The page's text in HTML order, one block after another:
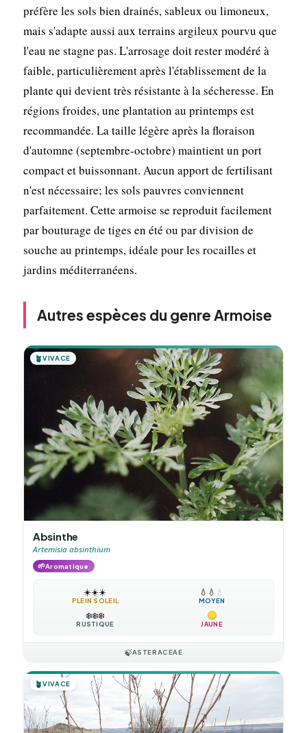
préfère les sols bien drainés, sableux ou limoneux,
mais s'adapte aussi aux terrains argileux pourvu que
l'eau ne stagne pas. L'arrosage doit rester modéré à
faible, particulièrement après l'établissement de la
plante qui devient très résistante à la sécheresse. En
régions froides, une plantation au printemps est
recommandée. La taille légère après la floraison
d'automne (septembre-octobre) maintient un port
compact et buissonnant. Aucun apport de fertilisant
n'est nécessaire; les sols pauvres conviennent
parfaitement. Cette armoise se reproduit facilement
par bouturage de tiges en été ou par division de
souche au printemps, idéale pour les rocailles et
jardins méditerranéens.
Autres espèces du genre Armoise
🪴VIVACE
Absinthe
Artemisia absinthium
🌱Aromatique
☀️☀️☀️
PLEIN SOLEIL
💧 💧 💧
MOYEN
❄️❄️❄️
RUSTIQUE JAUNE
🍃ASTERACEAE
🪴VIVACE